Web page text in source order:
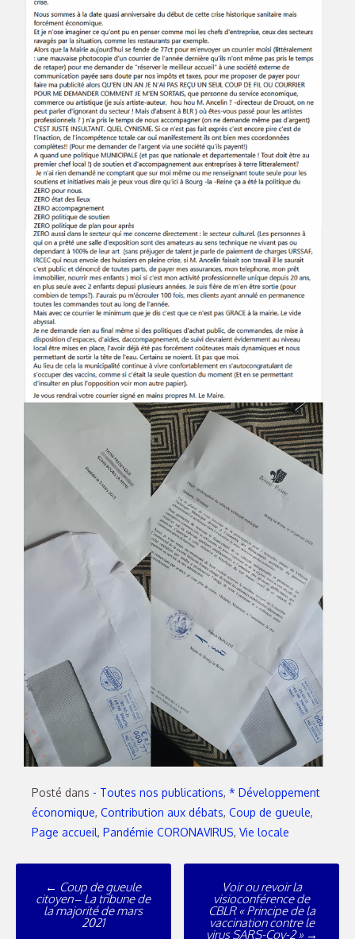
Posté dans - Toutes nos publications, * Développement
économique, Contribution aux débats, Coup de gueule,
Page accueil, Pandémie CORONAVIRUS, Vie locale
← Coup de gueule
citoyen – La tribune de
la majorité de mars
2021
Voir ou revoir la
visioconférence de
CBLR « Principe de la
vaccination contre le
virus SARS-Cov-2 » →